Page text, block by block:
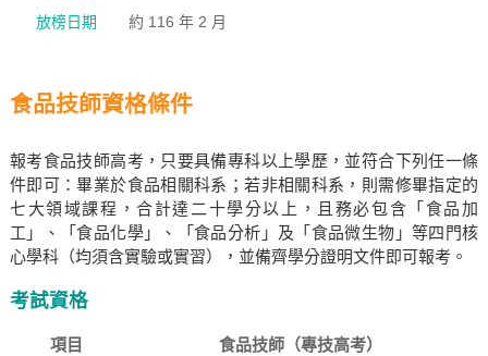
放榜日期
約 116 年 2 月
食品技師資格條件
報考食品技師高考，只要具備專科以上學歷，並符合下列任一條
件即可：畢業於食品相關科系；若非相關科系，則需修畢指定的
七大領域課程，合計達二十學分以上，且務必包含「食品加
工」、「食品化學」、「食品分析」及「食品微生物」等四門核
心學科（均須含實驗或實習），並備齊學分證明文件即可報考。
考試資格
項目 食品技師（專技高考）